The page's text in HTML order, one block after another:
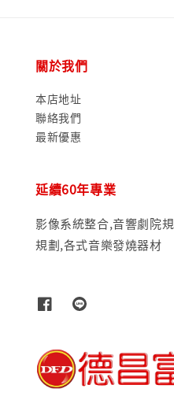
關於我們
本店地址
聯絡我們
最新優惠
延續60年專業
影像系統整合,音響劇院
規劃,各式音樂發燒器材